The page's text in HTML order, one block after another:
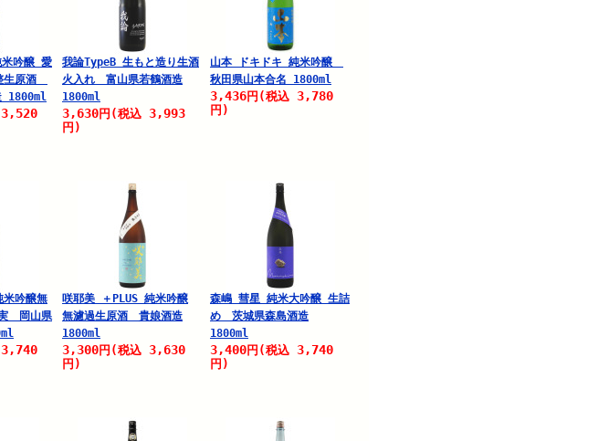
米吟醸 愛
生原酒
1800ml
3,520
我論TypeB 生もと造り生酒
火入れ 富山県若鶴酒造
1800ml
3,630円 (税込 3,993
円)
山本 ドキドキ 純米吟醸
秋田県山本合名 1800ml
3,436円 (税込 3,780
円)
吟醸無
岡山県
3,740
咲耶美 ＋PLUS 純米吟醸
無濾過生原酒 貴娘酒造
1800ml
3,300円 (税込 3,630
円)
森嶋 彗星 純米大吟醸 生詰
め 茨城県森島酒造
1800ml
3,400円 (税込 3,740
円)